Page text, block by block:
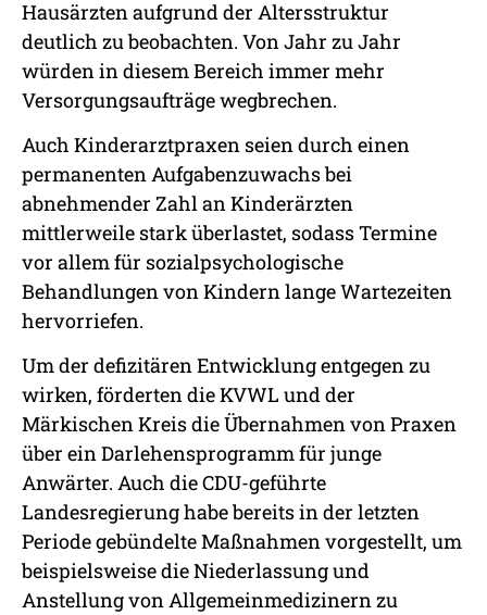
Hausärzten aufgrund der Altersstruktur
deutlich zu beobachten. Von Jahr zu Jahr
würden in diesem Bereich immer mehr
Versorgungsaufträge wegbrechen.
Auch Kinderarztpraxen seien durch einen
permanenten Aufgabenzuwachs bei
abnehmender Zahl an Kinderärzten
mittlerweile stark überlastet, sodass Termine
vor allem für sozialpsychologische
Behandlungen von Kindern lange Wartezeiten
hervorriefen.
Um der defizitären Entwicklung entgegen zu
wirken, förderten die KVWL und der
Märkischen Kreis die Übernahmen von Praxen
über ein Darlehensprogramm für junge
Anwärter. Auch die CDU-geführte
Landesregierung habe bereits in der letzten
Periode gebündelte Maßnahmen vorgestellt, um
beispielsweise die Niederlassung und
Anstellung von Allgemeinmedizinern zu